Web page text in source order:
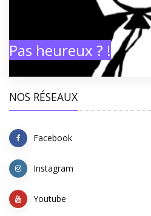
Pas heureux ? !
NOS RÉSEAUX
Facebook
Instagram
Youtube